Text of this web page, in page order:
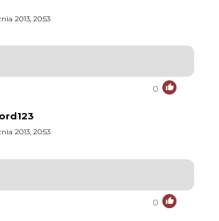
2013, 20:53
0
2013, 20:53
0